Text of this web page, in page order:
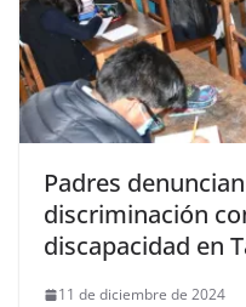
Padres
discriminación
discapacidad en
11 de diciembre de 2024